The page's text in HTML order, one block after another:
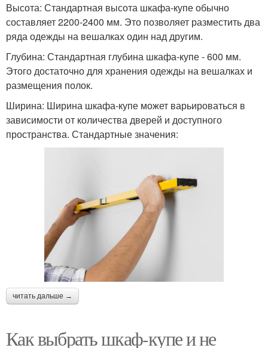
Высота: Стандартная высота шкафа-купе обычно
составляет 2200-2400 мм. Это позволяет разместить два
ряда одежды на вешалках один над другим.
Глубина: Стандартная глубина шкафа-купе - 600 мм.
Этого достаточно для хранения одежды на вешалках и
размещения полок.
Ширина: Ширина шкафа-купе может варьироваться в
зависимости от количества дверей и доступного
пространства. Стандартные значения:
читать дальше →
Как выбрать шкаф-купе и не